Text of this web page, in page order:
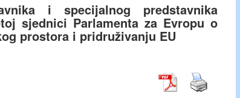
i specijalnog predstavnika
sjednici Parlamenta za Evropu o
prostora i pridruživanju EU